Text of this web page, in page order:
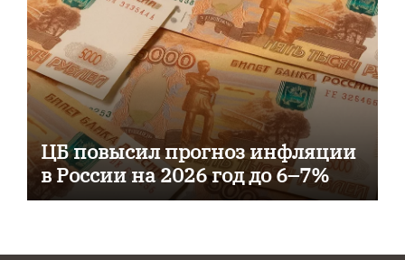
ЦБ повысил прогноз инфляции
в России на 2026 год до 6–7%